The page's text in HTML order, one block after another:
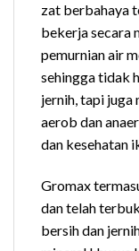
zat berbahaya
bekerja secara
pemurnian air
sehingga tidak
jernih, tapi
aerob dan
dan kesehatan
Gromax
dan telah
bersih dan